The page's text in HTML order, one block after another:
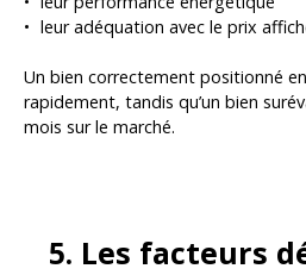
leur adéquation avec le prix
Un bien correctement positionné
rapidement, tandis qu’un bien
mois sur le marché.
5. Les facteurs